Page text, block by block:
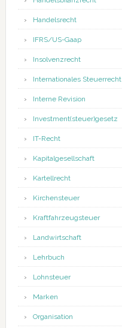
Handelsrecht
IFRS/US-Gaap
Insolvenzrecht
Internationales Steuerrecht
Interne Revision
Investment(steuer)gesetz
IT-Recht
Kapitalgesellschaft
Kartellrecht
Kirchensteuer
Kraftfahrzeugsteuer
Landwirtschaft
Lehrbuch
Lohnsteuer
Marken
Organisation